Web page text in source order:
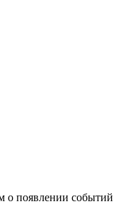
о появлении событий